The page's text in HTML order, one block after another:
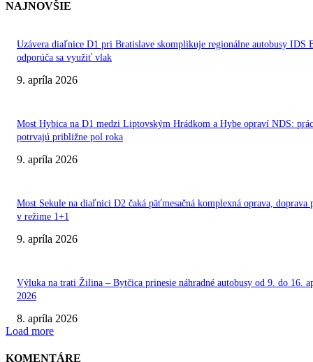
NAJNOVŠIE
Uzávera diaľnice D1 pri Bratislave skomplikuje regionálne autobusy IDS
odporúča sa využiť vlak
9. apríla 2026
Most Hybica na D1 medzi Liptovským Hrádkom a Hybe opraví NDS:
potrvajú približne pol roka
9. apríla 2026
Most Sekule na diaľnici D2 čaká päťmesačná komplexná oprava, doprava
v režime 1+1
9. apríla 2026
Výluka na trati Žilina – Bytčica prinesie náhradné autobusy od 9. do 16.
2026
8. apríla 2026
Load more
KOMENTÁRE